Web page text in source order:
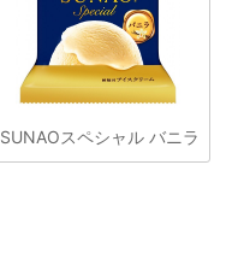
SUNAOスペシャル バニラ